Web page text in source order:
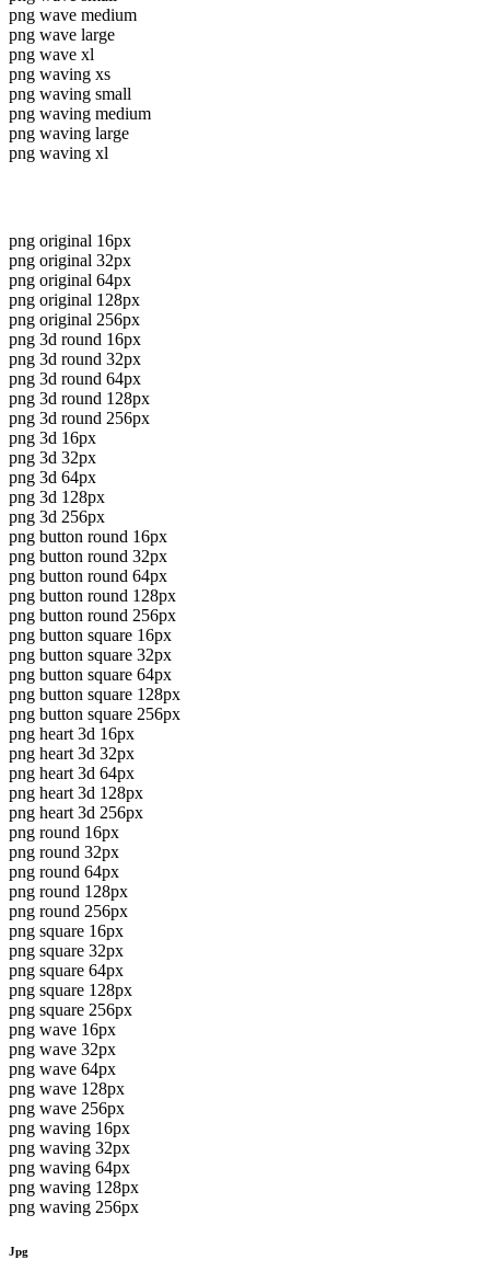
png wave medium
png wave large
png wave xl
png waving xs
png waving small
png waving medium
png waving large
png waving xl
png original 16px
png original 32px
png original 64px
png original 128px
png original 256px
png 3d round 16px
png 3d round 32px
png 3d round 64px
png 3d round 128px
png 3d round 256px
png 3d 16px
png 3d 32px
png 3d 64px
png 3d 128px
png 3d 256px
png button round 16px
png button round 32px
png button round 64px
png button round 128px
png button round 256px
png button square 16px
png button square 32px
png button square 64px
png button square 128px
png button square 256px
png heart 3d 16px
png heart 3d 32px
png heart 3d 64px
png heart 3d 128px
png heart 3d 256px
png round 16px
png round 32px
png round 64px
png round 128px
png round 256px
png square 16px
png square 32px
png square 64px
png square 128px
png square 256px
png wave 16px
png wave 32px
png wave 64px
png wave 128px
png wave 256px
png waving 16px
png waving 32px
png waving 64px
png waving 128px
png waving 256px
Jpg